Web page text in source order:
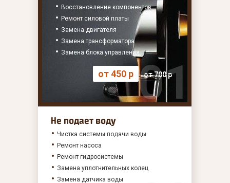
Восстановление компонентов
Ремонт силовой платы
Замена двигателя
Замена трансформатора
Замена блока управления
от 450 р от 700 р
Не подает воду
Чистка системы подачи воды
Ремонт насоса
Ремонт гидросистемы
Замена уплотнительных колец
Замена датчика воды